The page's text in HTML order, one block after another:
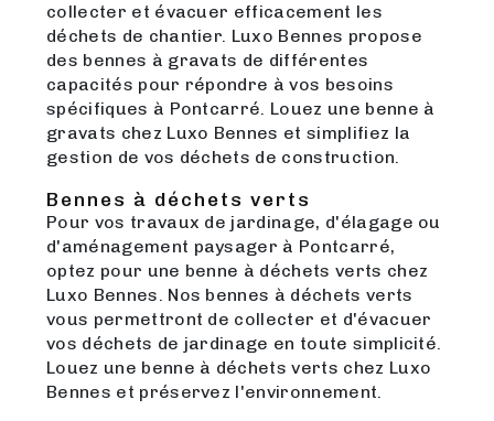
collecter et évacuer efficacement les
déchets de chantier. Luxo Bennes propose
des bennes à gravats de différentes
capacités pour répondre à vos besoins
spécifiques à Pontcarré. Louez une benne à
gravats chez Luxo Bennes et simplifiez la
gestion de vos déchets de construction.
Bennes à déchets verts
Pour vos travaux de jardinage, d'élagage ou
d'aménagement paysager à Pontcarré,
optez pour une benne à déchets verts chez
Luxo Bennes. Nos bennes à déchets verts
vous permettront de collecter et d'évacuer
vos déchets de jardinage en toute simplicité.
Louez une benne à déchets verts chez Luxo
Bennes et préservez l'environnement.